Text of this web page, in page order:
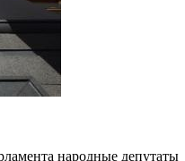
народные депутаты